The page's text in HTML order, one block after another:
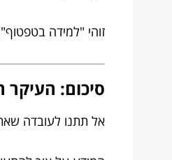
זוהי "למידה
סיכום:
אל תתנו לעובדה